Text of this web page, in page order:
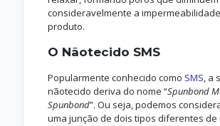
consideravelmente a
produto.
O Nãotecido SMS
Popularmente conhecido como SMS, a
nãotecido deriva do nome “Spunbond
Spunbond”. Ou seja, podemos
uma junção de dois tipos diferentes de